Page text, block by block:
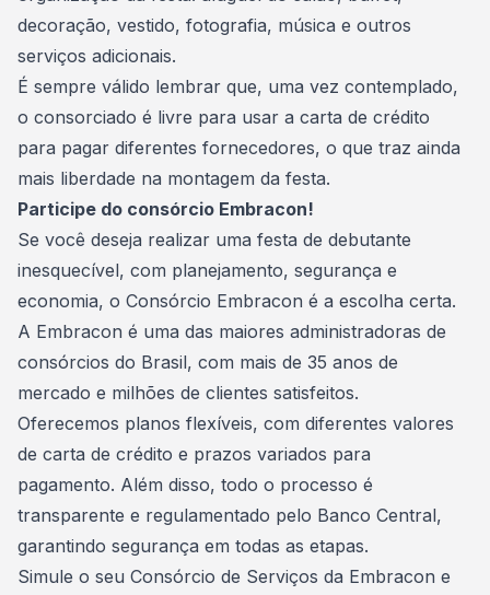
decoração, vestido, fotografia, música e outros
serviços adicionais.
É sempre válido lembrar que, uma vez contemplado,
o consorciado é livre para usar a carta de crédito
para pagar diferentes fornecedores, o que traz ainda
mais liberdade na montagem da festa.
Participe do consórcio Embracon!
Se você deseja realizar uma festa de debutante
inesquecível, com planejamento, segurança e
economia, o Consórcio Embracon é a escolha certa.
A Embracon é uma das maiores administradoras de
consórcios do Brasil, com mais de 35 anos de
mercado e milhões de clientes satisfeitos.
Oferecemos planos flexíveis, com diferentes valores
de carta de crédito e prazos variados para
pagamento. Além disso, todo o processo é
transparente e regulamentado pelo Banco Central,
garantindo segurança em todas as etapas.
Simule o seu Consórcio de Serviços da Embracon e